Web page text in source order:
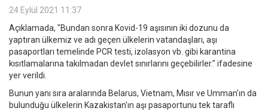
24 Eylül 2021 11:37
Açıklamada, "Bundan sonra Kovid-19 aşısının iki dozunu da
yaptıran ülkemiz ve adı geçen ülkelerin vatandaşları, aşı
pasaportları temelinde PCR testi, izolasyon vb. gibi karantina
kısıtlamalarına takılmadan devlet sınırlarını geçebilirler." ifadesine
yer verildi.
Bunun yanı sıra aralarında Belarus, Vietnam, Mısır ve Umman'ın da
bulunduğu ülkelerin Kazakistan'ın aşı pasaportunu tek taraflı